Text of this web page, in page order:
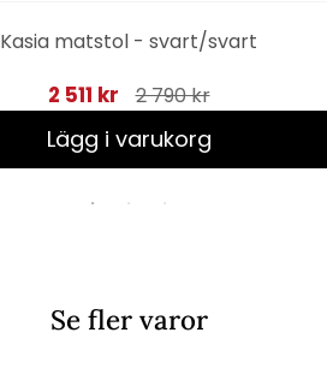
Kasia matstol - svart/svart
2 511 kr 2 790 kr
Lägg i varukorg
Se fler varor